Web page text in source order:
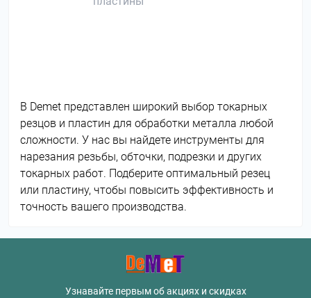
В Demet представлен широкий выбор токарных
резцов и пластин для обработки металла любой
сложности. У нас вы найдете инструменты для
нарезания резьбы, обточки, подрезки и других
токарных работ. Подберите оптимальный резец
или пластину, чтобы повысить эффективность и
точность вашего производства.
Узнавайте первым об акциях и скидках